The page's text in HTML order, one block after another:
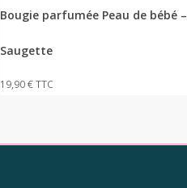
Bougie parfumée Peau de bébé –
Saugette
19,90€TTC